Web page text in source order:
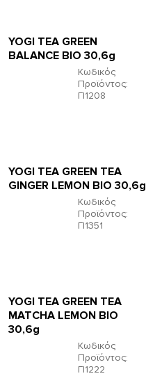
Κωδικός
Προϊόντος:
ΓΙ1208
YOGI TEA GREEN
BALANCE ΒΙΟ 30,6g
Κωδικός
Προϊόντος:
ΓΙ1351
YOGI TEA GREEN TEA
GINGER LEMON ΒΙΟ 30,6g
Κωδικός
Προϊόντος:
ΓΙ1222
YOGI TEA GREEN TEA
MATCHA LEMON ΒΙΟ
30,6g